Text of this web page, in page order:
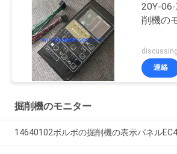
20Y-
削機の
連絡
掘削機のモニター
14640102ボルボの掘削機の表示パネル